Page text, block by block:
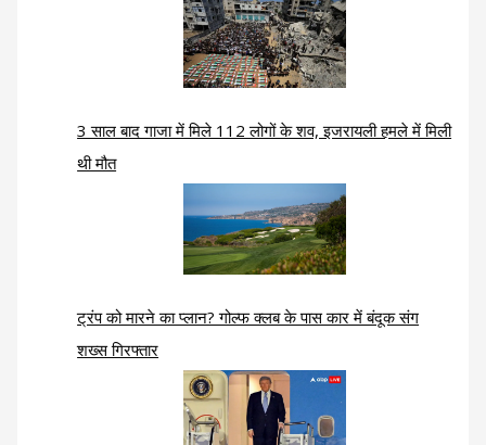
3 साल बाद गाजा में मिले 112 लोगों के शव, इजरायली हमले में मिली
थी मौत
ट्रंप को मारने का प्लान? गोल्फ क्लब के पास कार में बंदूक संग
शख्स गिरफ्तार